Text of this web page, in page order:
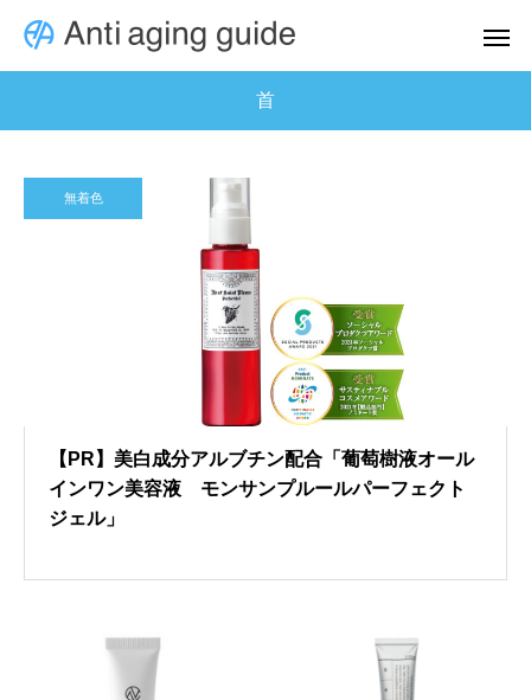
首
無着色
【PR】美白成分アルブチン配合「葡萄樹液オール
インワン美容液 モンサンプルールパーフェクト
ジェル」